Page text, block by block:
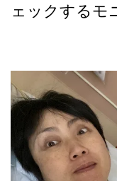
ェックするモ